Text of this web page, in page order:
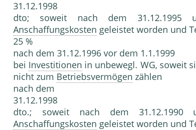
31.12.1998
dto; soweit nach dem 31.12.1995
Anschaffungskosten geleistet worden und
25 %
nach dem 31.12.1996 vor dem 1.1.1999
bei Investitionen in unbewegl. WG, soweit
nicht zum Betriebsvermögen zählen
nach dem
31.12.1998
dto.; soweit nach dem
Anschaffungskosten geleistet worden und